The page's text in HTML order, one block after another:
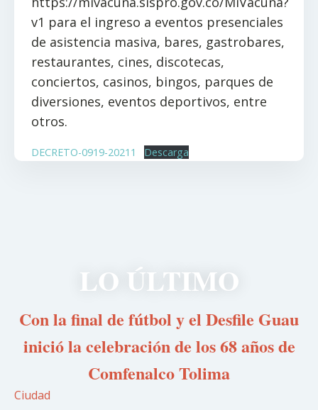
v1 para el ingreso a eventos presenciales
de asistencia masiva, bares, gastrobares,
restaurantes, cines, discotecas,
conciertos, casinos, bingos, parques de
diversiones, eventos deportivos, entre
otros.
DECRETO-0919-20211 Descarga
LO ÚLTIMO
Con la final de fútbol y el Desfile Guau
inició la celebración de los 68 años de
Comfenalco Tolima
Ciudad